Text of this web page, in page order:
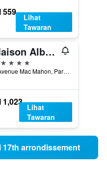
559
Lihat
Tawaran
Maison Albar Hotels Le Champs-Elysées
3 Avenue Mac Mahon, Paris, Perancis
1,023
Lihat
Tawaran
17th arrondissement